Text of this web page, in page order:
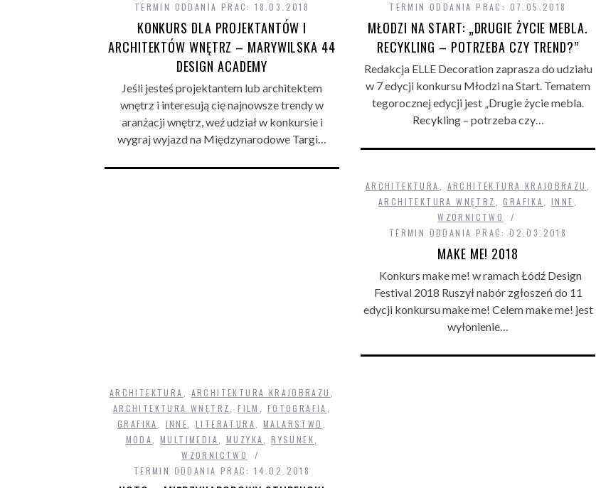
TERMIN ODDANIA PRAC: 18.03.2018
KONKURS DLA PROJEKTANTÓW I
ARCHITEKTÓW WNĘTRZ – MARYWILSKA 44
DESIGN ACADEMY
Jeśli jesteś projektantem lub architektem
wnętrz i interesują cię najnowsze trendy w
aranżacji wnętrz, weź udział w konkursie i
wygraj wyjazd na Międzynarodowe Targi…
TERMIN ODDANIA PRAC: 07.05.2018
MŁODZI NA START: „DRUGIE ŻYCIE MEBLA.
RECYKLING – POTRZEBA CZY TREND?”
Redakcja ELLE Decoration zaprasza do udziału
w 7 edycji konkursu Młodzi na Start. Tematem
tegorocznej edycji jest „Drugie życie mebla.
Recykling – potrzeba czy…
ARCHITEKTURA ARCHITEKTURA KRAJOBRAZU
ARCHITEKTURA WNĘTRZ
,GRAFIKA ,INNE
WZORNICTWO
TERMIN ODDANIA PRAC: 02.03.2018
MAKE ME! 2018
Konkurs make me! w ramach Łódź Design
Festival 2018 Ruszył nabór zgłoszeń do 11
edycji konkursu make me! Celem make me! jest
wyłonienie…
ARCHITEKTURA ARCHITEKTURA KRAJOBRAZU
ARCHITEKTURA WNĘTRZ
,FILM FOTOGRAFIA
GRAFIKA
INNE ,LITERATURA MALARSTWO
MODA
,MULTIMEDIA MUZYKA ,RYSUNEK
WZORNICTWO
TERMIN ODDANIA PRAC: 14.02.2018